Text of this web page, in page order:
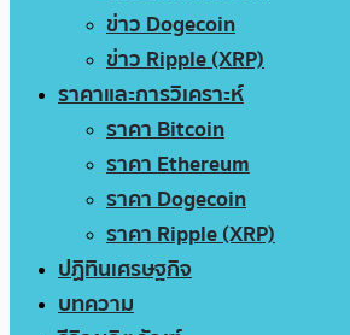
ข่าว Dogecoin
ข่าว Ripple (XRP)
ราคาและการวิเคราะห์
ราคา Bitcoin
ราคา Ethereum
ราคา Dogecoin
ราคา Ripple (XRP)
ปฏิทินเศรษฐกิจ
บทความ